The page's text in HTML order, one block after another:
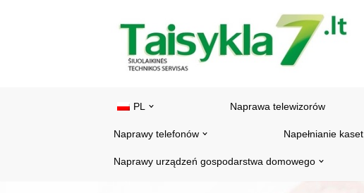
PL Naprawa telewizorów
Naprawy telefonów Napełnianie kaset
Naprawy urządzeń gospodarstwa domowego